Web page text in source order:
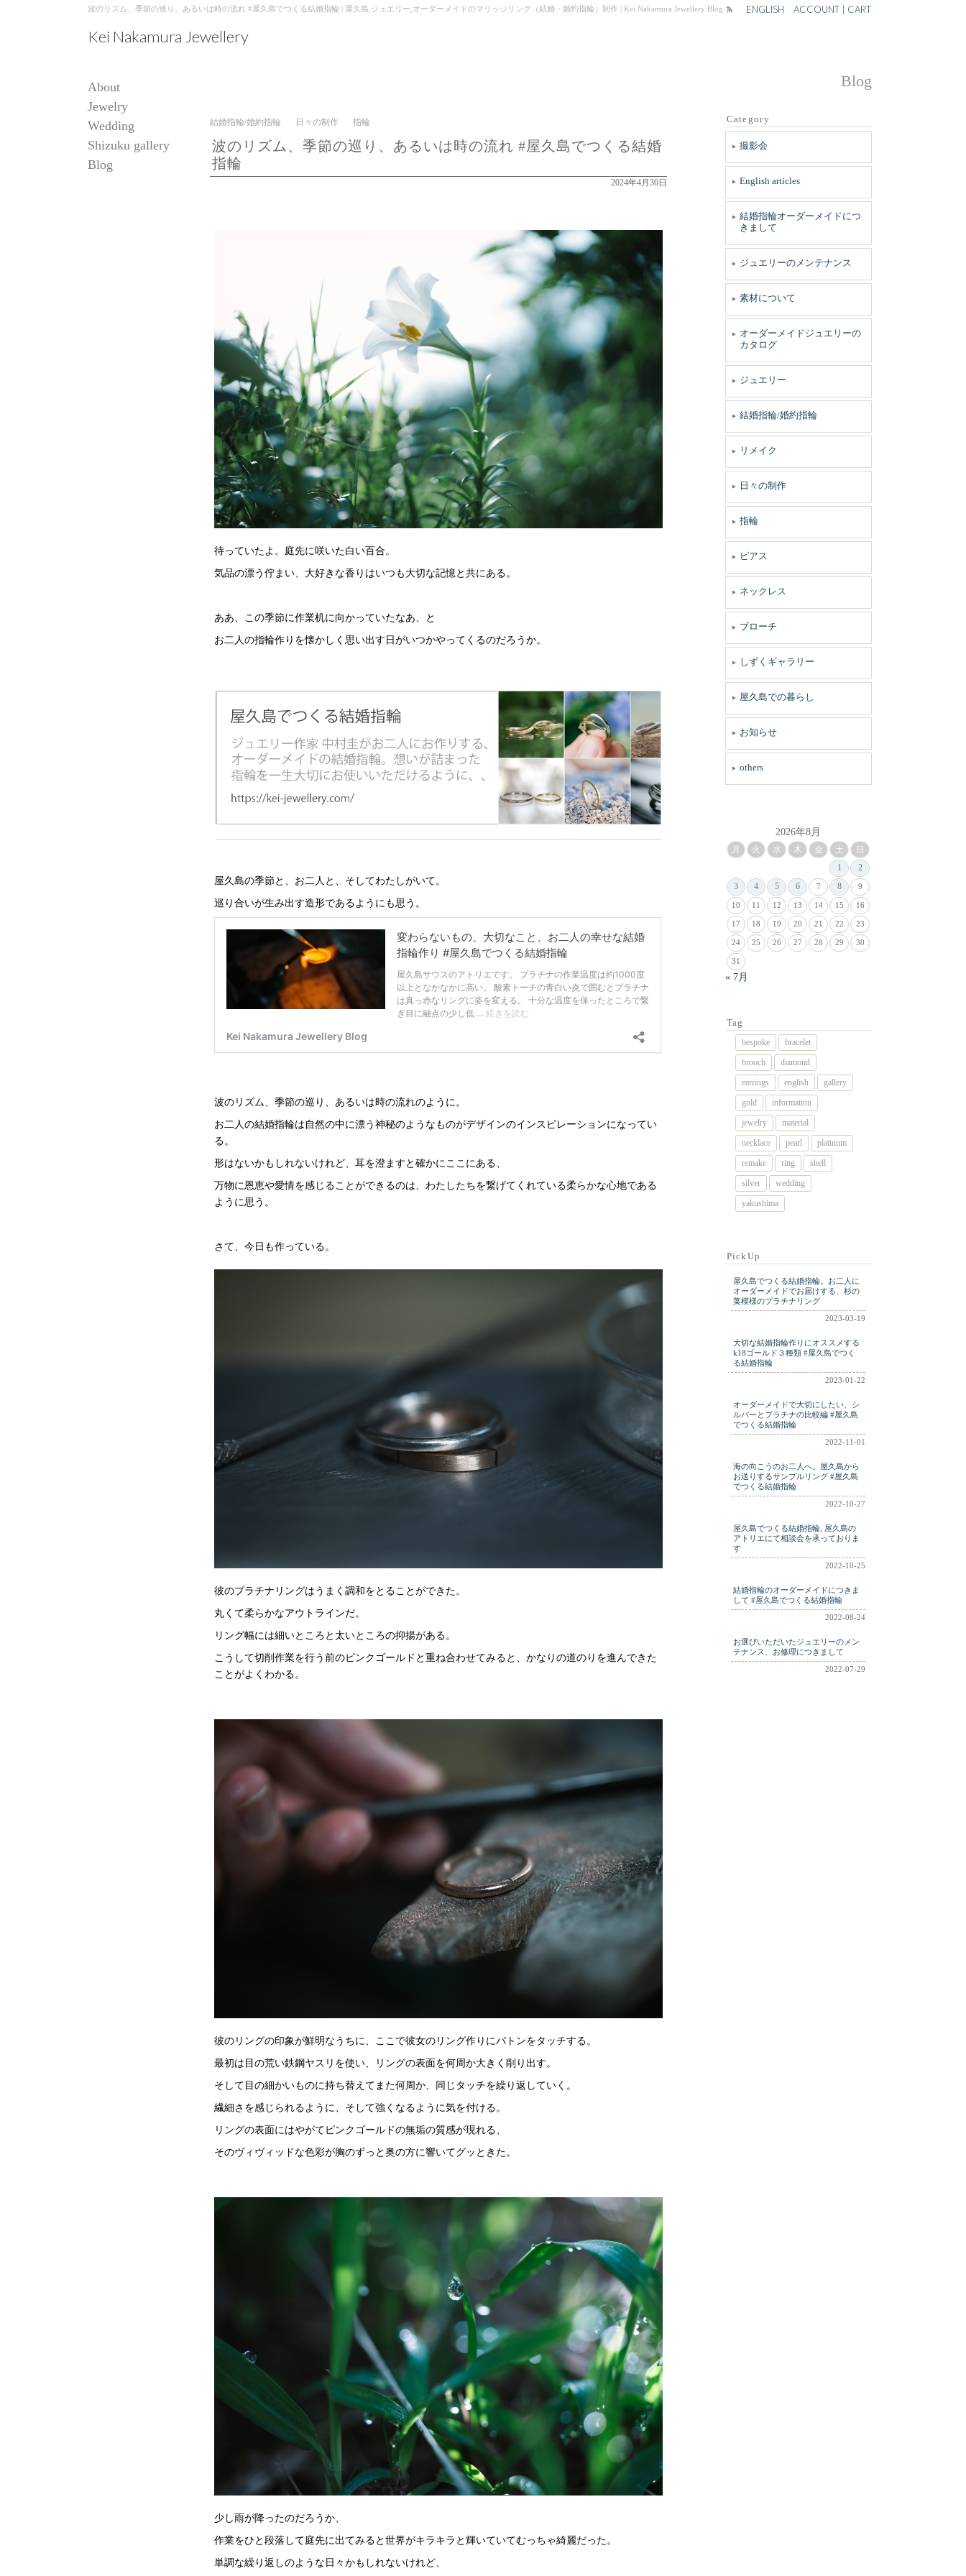
波のリズム、季節の巡り、あるいは時の流れ #屋久島でつくる結婚指輪 | 屋久島,ジュエリー,オーダーメイドのマリッジリング（結婚・婚約指輪）制作 | Kei Nakamura Jewellery Blog
Kei Nakamura Jewellery
ENGLISH ACCOUNT CART
About
Jewelry
Wedding
Shizuku gallery
Blog
Blog
結婚指輪/婚約指輪 日々の制作 指輪
波のリズム、季節の巡り、あるいは時の流れ #屋久島でつくる結婚
指輪
2024年4月30日
待っていたよ。庭先に咲いた白い百合。
気品の漂う佇まい、大好きな香りはいつも大切な記憶と共にある。
ああ、この季節に作業机に向かっていたなあ、と
お二人の指輪作りを懐かしく思い出す日がいつかやってくるのだろうか。
屋久島の季節と、お二人と、そしてわたしがいて。
巡り合いが生み出す造形であるようにも思う。
波のリズム、季節の巡り、あるいは時の流れのように。
お二人の結婚指輪は自然の中に漂う神秘のようなものがデザインのインスピレーションになってい
る。
形はないかもしれないけれど、耳を澄ますと確かにここにある、
万物に恩恵や愛情を感じることができるのは、わたしたちを繋げてくれている柔らかな心地である
ように思う。
さて、今日も作っている。
彼のプラチナリングはうまく調和をとることができた。
丸くて柔らかなアウトラインだ。
リング幅には細いところと太いところの抑揚がある。
こうして切削作業を行う前のピンクゴールドと重ね合わせてみると、かなりの道のりを進んできた
ことがよくわかる。
彼のリングの印象が鮮明なうちに、ここで彼女のリング作りにバトンをタッチする。
最初は目の荒い鉄鋼ヤスリを使い、リングの表面を何周か大きく削り出す。
そして目の細かいものに持ち替えてまた何周か、同じタッチを繰り返していく。
繊細さを感じられるように、そして強くなるように気を付ける。
リングの表面にはやがてピンクゴールドの無垢の質感が現れる、
そのヴィヴィッドな色彩が胸のずっと奥の方に響いてグッときた。
少し雨が降ったのだろうか、
作業をひと段落して庭先に出てみると世界がキラキラと輝いていてむっちゃ綺麗だった。
単調な繰り返しのような日々かもしれないけれど、
Category
撮影会
English articles
結婚指輪オーダーメイドにつ
きまして
ジュエリーのメンテナンス
素材について
オーダーメイドジュエリーの
カタログ
ジュエリー
結婚指輪/婚約指輪
リメイク
日々の制作
指輪
ピアス
ネックレス
ブローチ
しずくギャラリー
屋久島での暮らし
お知らせ
others
2026年8月
月 火 水 木 金 土
日
1
2
3
4 5 6 7 8 9
10 11 12 13 14 15 16
17 18 19 20 21 22 23
24 25 26 27 28 29 30
31
« 7月
Tag
bespoke
bracelet
brooch
diamond
earrings
english
gallery
gold
information
jewelry
material
necklace
pearl
platinum
remake
ring
shell
silver
wedding
yakushima
PickUp
屋久島でつくる結婚指輪。お二人に
オーダーメイドでお届けする、杉の
葉模様のプラチナリング
2023-03-19
大切な結婚指輪作りにオススメする
k18ゴールド３種類 #屋久島でつく
る結婚指輪
2023-01-22
オーダーメイドで大切にしたい、シ
ルバーとプラチナの比較編 #屋久島
でつくる結婚指輪
2022-11-01
海の向こうのお二人へ。屋久島から
お送りするサンプルリング #屋久島
でつくる結婚指輪
2022-10-27
屋久島でつくる結婚指輪, 屋久島の
アトリエにて相談会を承っておりま
す
2022-10-25
結婚指輪のオーダーメイドにつきま
して #屋久島でつくる結婚指輪
2022-08-24
お選びいただいたジュエリーのメン
テナンス、お修理につきまして
2022-07-29